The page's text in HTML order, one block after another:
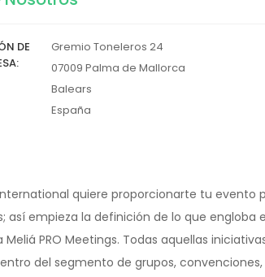
DE
Gremio Toneleros 24
07009 Palma de Mallorca
Balears
España
quiere proporcionarte tu
así empieza la definición de lo que engloba
PRO Meetings. Todas aquellas
del segmento de grupos,